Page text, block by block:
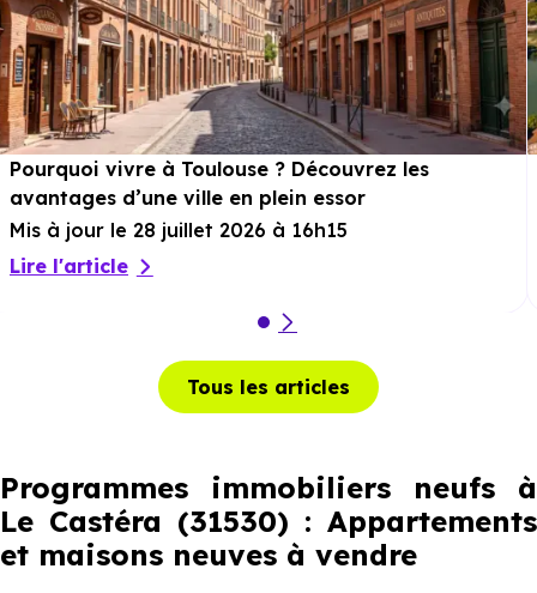
Pourquoi vivre à Toulouse ? Découvrez les
avantages d’une ville en plein essor
Mis à jour le 28 juillet 2026 à 16h15
Lire l'article
Tous les articles
Programmes immobiliers neufs à
Le Castéra (31530) : Appartements
et maisons neuves à vendre